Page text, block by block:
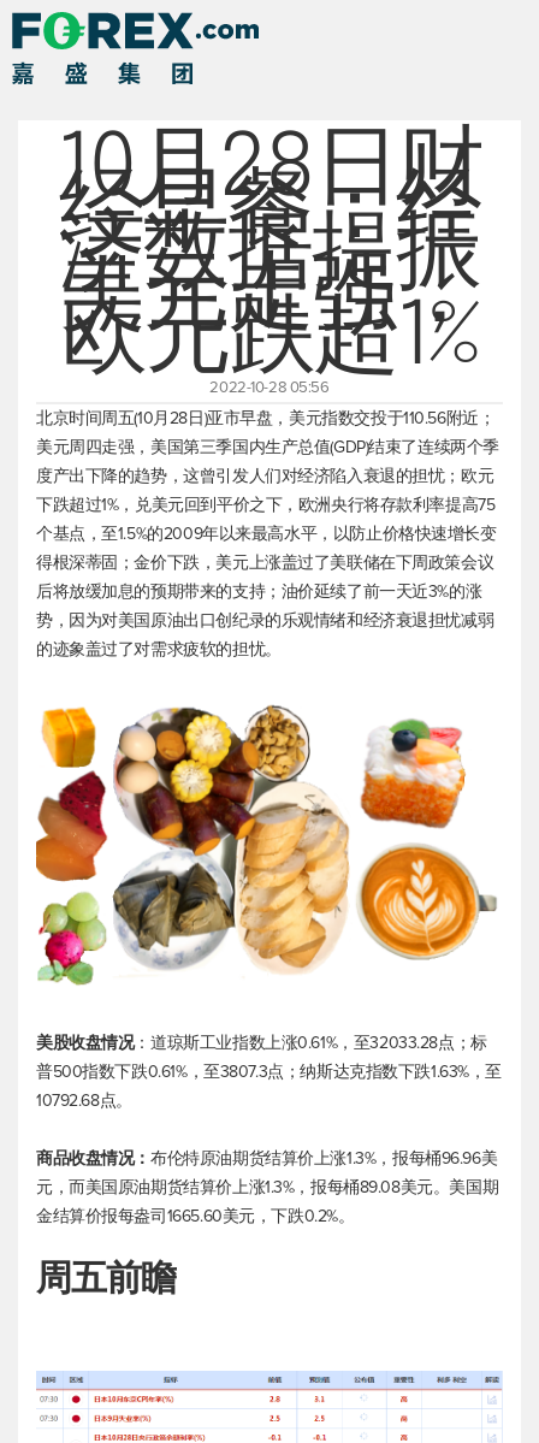
10月28日财
经早餐：经
济数据提振
美元走强，
欧元跌超1%
2022-10-28 05:56
北京时间周五(10月28日)亚市早盘， 美元指数交投于110.56附近；
美元周四走强，美国第三季国内生产总值(GDP)结束了连续两个季
度产出下降的趋势，这曾引发人们对经济陷入衰退的担忧；欧元
下跌超过1%，兑美元回到平价之下，欧洲央行将存款利率提高75
个基点，至1.5%的2009年以来最高水平，以防止价格快速增长变
得根深蒂固；金价下跌，美元上涨盖过了美联储在下周政策会议
后将放缓加息的预期带来的支持；油价延续了前一天近3%的涨
势，因为对美国原油出口创纪录的乐观情绪和经济衰退担忧减弱
的迹象盖过了对需求疲软的担忧。
美股收盘情况：道琼斯工业指数上涨0.61%，至32033.28点；标
普500指数下跌0.61%，至3807.3点；纳斯达克指数下跌1.63%，至
10792.68点。
商品收盘情况：布伦特原油期货结算价上涨1.3%，报每桶96.96美
元，而美国原油期货结算价上涨1.3%，报每桶89.08美元。美国期
金结算价报每盎司1665.60美元，下跌0.2%。
周五前瞻